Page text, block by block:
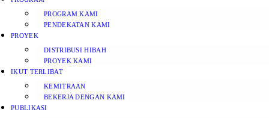
PROGRAM KAMI
PENDEKATAN KAMI
PROYEK
DISTRIBUSI HIBAH
PROYEK KAMI
IKUT TERLIBAT
KEMITRAAN
BEKERJA DENGAN KAMI
PUBLIKASI